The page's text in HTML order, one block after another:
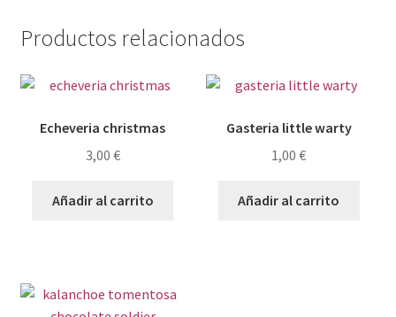
Productos relacionados
Echeveria christmas
3,00 €
Añadir al carrito
Gasteria little warty
1,00€
Añadir al carrito